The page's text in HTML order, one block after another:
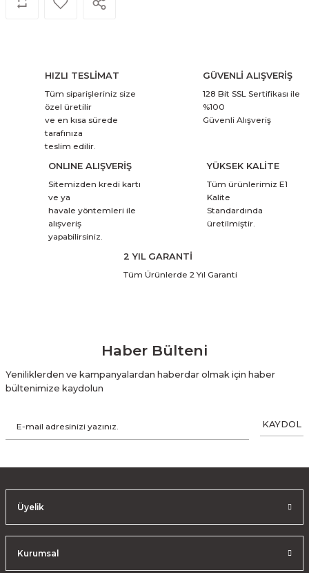
HIZLI TESLİMAT
Tüm siparişleriniz size
özel üretilir
ve en kısa sürede
tarafınıza
teslim edilir.
GÜVENLİ ALIŞVERİŞ
128 Bit SSL Sertifikası ile
%100
Güvenli Alışveriş
ONLINE ALIŞVERİŞ
Sitemizden kredi kartı
ve ya
havale yöntemleri ile
alışveriş
yapabilirsiniz.
YÜKSEK KALİTE
Tüm ürünlerimiz E1
Kalite
Standardında
üretilmiştir.
2 YIL GARANTİ
Tüm Ürünlerde 2 Yıl Garanti
Haber Bülteni
Yeniliklerden ve kampanyalardan haberdar olmak için haber
bültenimize kaydolun
KAYDOL
Üyelik
Kurumsal